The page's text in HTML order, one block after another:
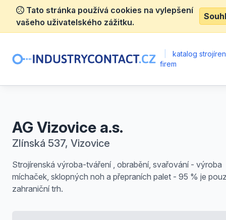
Tato stránka používá cookies na vylepšení
vašeho uživatelského zážitku.
katalog
firem
AG Vizovice a.s.
Zlínská 537, Vizovice
Strojírenská výroba-tváření , obrabění, svařování - výroba
míchaček, sklopných noh a přepraních palet - 95 % je
zahraniční trh.